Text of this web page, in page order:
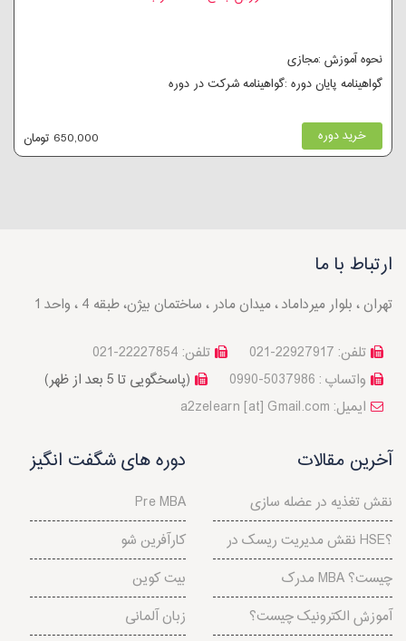
نحوه آموزش :مجازی
گواهینامه پایان دوره :گواهینامه شرکت در دوره
خرید دوره 650,000 تومان
ارتباط با ما
تهران ، بلوار میرداماد ، میدان مادر ، ساختمان بیژن، طبقه 4 ، واحد 1
تلفن: 22227854-021
تلفن: 22927917-021
(پاسخگویی تا 5 بعد از ظهر)
واتساپ : 5037986-0990
a2zelearn [at] Gmail.com :ایمیل
آخرین مقالات
نقش تغذیه در عضله سازی
نقش مدیریت ریسک در HSE؟
مدرک MBA چیست؟
آموزش الکترونیک چیست؟
دوره های شگفت انگیز
Pre MBA
کارآفرین شو
بیت کوین
زبان آلمانی